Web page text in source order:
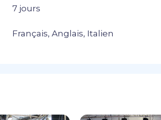
7 jours
Français, Anglais, Italien